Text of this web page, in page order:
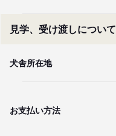
見学、受け渡しについて
犬舎所在地
お支払い方法